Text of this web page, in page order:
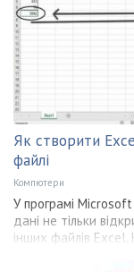
Як створити
файлі
Компютери
У програмі
дані не тільки
інших файлів Excel.